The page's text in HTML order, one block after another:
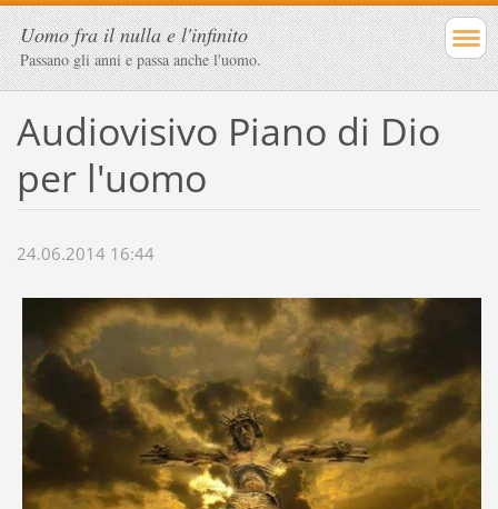
Uomo fra il nulla e l'infinito
Passano gli anni e passa anche l'uomo.
Audiovisivo Piano di Dio
per l'uomo
24.06.2014 16:44